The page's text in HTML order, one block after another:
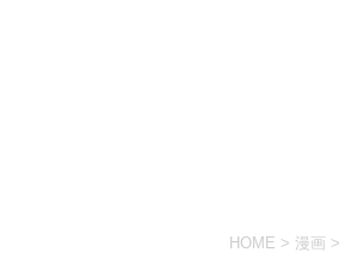
HOME > 漫画 >